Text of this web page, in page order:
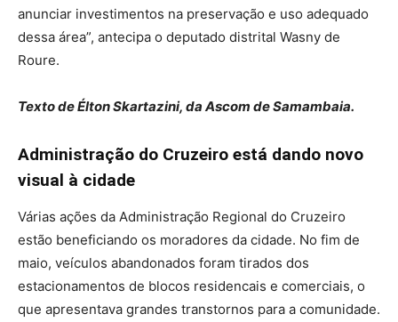
anunciar investimentos na preservação e uso adequado
dessa área”, antecipa o deputado distrital Wasny de
Roure.
Texto de Élton Skartazini, da Ascom de Samambaia.
Administração do Cruzeiro está dando novo
visual à cidade
Várias ações da Administração Regional do Cruzeiro
estão beneficiando os moradores da cidade. No fim de
maio, veículos abandonados foram tirados dos
estacionamentos de blocos residencais e comerciais, o
que apresentava grandes transtornos para a comunidade.